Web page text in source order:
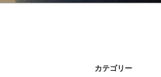
カテゴリー